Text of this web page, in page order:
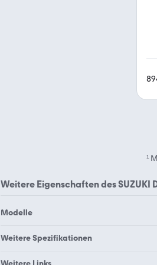
¹
Weitere Eigenschaften desSUZUKI
Modelle
Suzuki Address 110
Weitere Spezifikationen
Suzuki 1000